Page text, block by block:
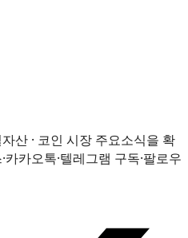
산 · 코인 시장 주요소식을 확
카오톡·텔레그램 구독·팔로우